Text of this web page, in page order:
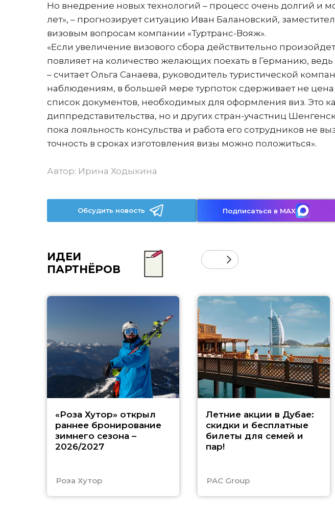
Но внедрение новых технологий – процесс очень долгий и
лет», – прогнозирует ситуацию Иван Балановский,
визовым вопросам компании «Туртранс-Вояж».
«Если увеличение визового сбора действительно
повлияет на количество желающих поехать в Германию, ведь
– считает Ольга Санаева, руководитель туристической
наблюдениям, в большей мере турпоток сдерживает не цена
список документов, необходимых для оформления виз. Это
диппредставительства, но и других стран-участниц
пока лояльность консульства и работа его сотрудников не
точность в сроках изготовления визы можно положиться».
Автор: Ирина Ходыкина
Обсудить новость Подписаться в MAX
ИДЕИ
ПАРТНЁРОВ
«Роза Хутор» открыл
раннее бронирование
зимнего сезона –
2026/2027
Роза Хутор
Летние акции в Дубае:
скидки и бесплатные
билеты для семей и
пар!
PAC Group